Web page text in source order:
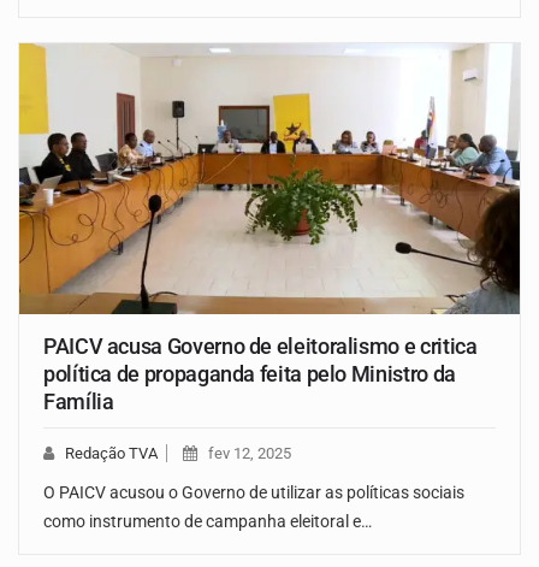
PAICV acusa Governo de eleitoralismo e critica
política de propaganda feita pelo Ministro da
Família
Redação TVA fev 12, 2025
O PAICV acusou o Governo de utilizar as políticas sociais
como instrumento de campanha eleitoral e…